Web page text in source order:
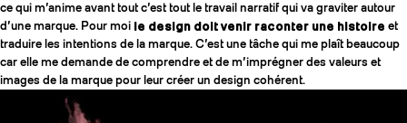
ce qui m’anime avant tout c’est tout le travail narratif qui va graviter autour
d’une marque. Pour moi le design doit venir raconter une histoire et
traduire les intentions de la marque. C’est une tâche qui me plaît beaucoup
car elle me demande de comprendre et de m’imprégner des valeurs et
images de la marque pour leur créer un design cohérent.